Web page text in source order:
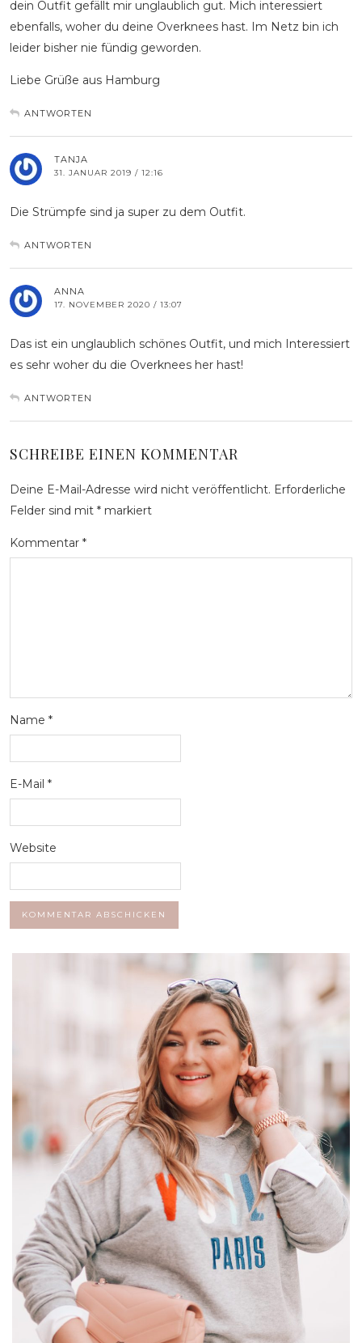
dein Outfit gefällt mir unglaublich gut. Mich interessiert
ebenfalls, woher du deine Overknees hast. Im Netz bin ich
leider bisher nie fündig geworden.
Liebe Grüße aus Hamburg
ANTWORTEN
TANJA
31. JANUAR 2019 / 12:16
Die Strümpfe sind ja super zu dem Outfit.
ANTWORTEN
ANNA
17. NOVEMBER 2020 / 13:07
Das ist ein unglaublich schönes Outfit, und mich Interessiert
es sehr woher du die Overknees her hast!
ANTWORTEN
SCHREIBE EINEN KOMMENTAR
Deine E-Mail-Adresse wird nicht veröffentlicht. Erforderliche
Felder sind mit * markiert
Kommentar *
Name *
E-Mail *
Website